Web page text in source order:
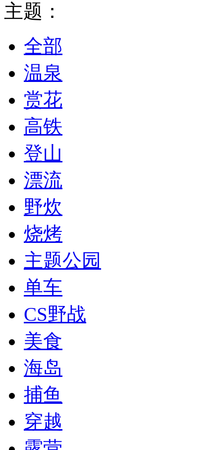
主题：
全部
温泉
赏花
高铁
登山
漂流
野炊
烧烤
主题公园
单车
CS野战
美食
海岛
捕鱼
穿越